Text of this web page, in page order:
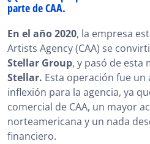
parte de CAA.
En el año 2020, la empresa
Artists Agency (CAA) se
Stellar Group, y pasó de esta
Stellar. Esta operación fue
inflexión para la agencia, ya
comercial de CAA, un mayor
norteamericana y un nada
financiero.